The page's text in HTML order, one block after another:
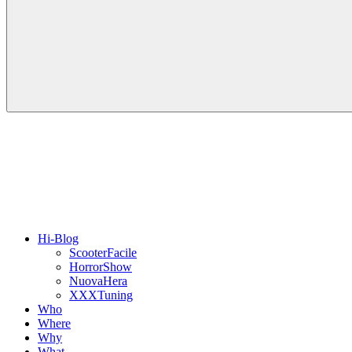
Hi-Blog
ScooterFacile
HorrorShow
NuovaHera
XXXTuning
Who
Where
Why